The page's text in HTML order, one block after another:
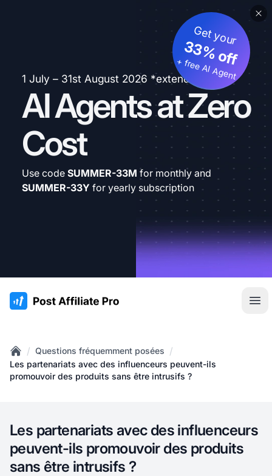
1 July – 31st August 2026 *extended
AI Agents at Zero
Cost
Get your
33% off
+ free AI Agent
Use code SUMMER-33M for monthly and
SUMMER-33Y for yearly subscription
:site.title
Home
/ Questions fréquemment posées /
Les partenariats avec des influenceurs peuvent-ils
promouvoir des produits sans être intrusifs ?
Les partenariats avec des influenceurs
peuvent-ils promouvoir des produits
sans être intrusifs ?